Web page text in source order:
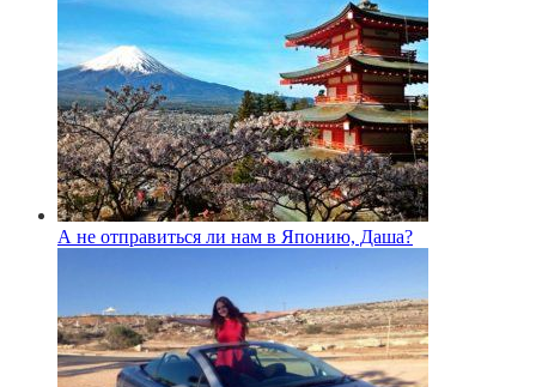
А не отправиться ли нам в Японию, Даша?